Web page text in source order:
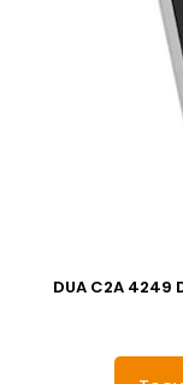
DUA C2A